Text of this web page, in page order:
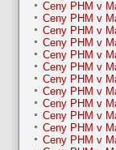
Ceny PHM v
Ceny PHM v
Ceny PHM v
Ceny PHM v
Ceny PHM v
Ceny PHM v
Ceny PHM v
Ceny PHM v
Ceny PHM v
Ceny PHM v
Ceny PHM v
Ceny PHM v